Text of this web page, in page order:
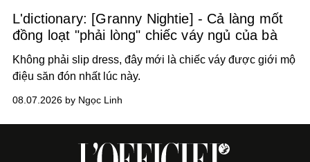
L'dictionary: [Granny Nightie] - Cả làng mốt
đồng loạt "phải lòng" chiếc váy ngủ của bà
Không phải slip dress, đây mới là chiếc váy được giới mộ
điệu săn đón nhất lúc này.
08.07.2026 by Ngọc Linh